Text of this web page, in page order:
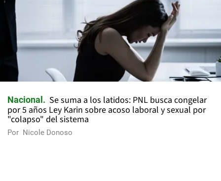
Nacional
Se suma a los latidos: PNL busca congelar
por 5 años Ley Karin sobre acoso laboral y sexual por
"colapso" del sistema
Por Nicole Donoso